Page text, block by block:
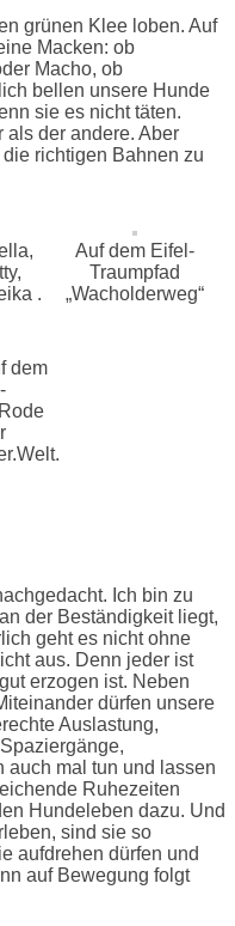
grünen Klee loben. Auf
Macken: ob
Macho, ob
bellen unsere Hunde
sie es nicht täten.
der andere. Aber
richtigen Bahnen zu
.
Auf dem Eifel-
Traumpfad
„Wacholderweg“
dem
Ich bin zu
der Beständigkeit liegt,
geht es nicht ohne
aus. Denn jeder ist
erzogen ist. Neben
dürfen unsere
Auslastung,
auch mal tun und lassen
Ruhezeiten
Hundeleben dazu. Und
sind sie so
aufdrehen dürfen und
auf Bewegung folgt